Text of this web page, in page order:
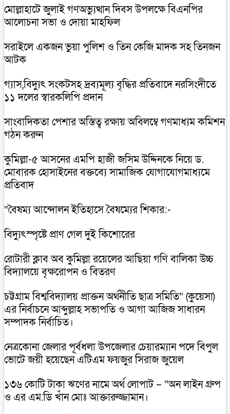
মোল্লাহাটে জুলাই গণঅভ্যুত্থান দিবস উপলক্ষে বিএনপির
আলোচনা সভা ও দোয়া মাহফিল
সরাইলে একজন ভুয়া পুলিশ ও তিন কেজি মাদক সহ তিনজন
আটক
গ্যাস,বিদ্যুৎ সংকটসহ দ্রব্যমূল্য বৃদ্ধির প্রতিবাদে নরসিংদীতে
১১ দলের স্বারকলিপি প্রদান
সাংবাদিকতা পেশার অস্তিত্ব রক্ষায় অবিলম্বে গণমাধ্যম কমিশন
গঠন করুন
কুমিল্লা-৫ আসনের এমপি হাজী জসিম উদ্দিনকে নিয়ে ড.
মোবারক হোসাইনের বক্তব্যে সামাজিক যোগাযোগমাধ্যমে
প্রতিবাদ
“বৈষম্য আন্দোলন ইতিহাসে বৈষম্যের শিকার:-
বিদ্যুৎস্পৃষ্টে প্রাণ গেল দুই কিশোরের
রোটারী ক্লাব অব কুমিল্লা রয়েলের আছিয়া গণি বালিকা উচ্চ
বিদ্যালয়ে বৃক্ষরোপন ও বিতরণ
চট্টগ্রাম বিশ্ববিদ্যালয় প্রাক্তন অর্থনীতি ছাত্র সমিতি” (কুয়েসা)
এর নির্বাচনে আব্দুল্লাহ সভাপতি ও আগা আজিজ সাধারন
সম্পাদক নির্বাচিত।
নেত্রকোনা জেলার পূর্বধলা উপজেলার চেয়ারম্যান পদে বিপুল
ভোটে জয়ী হয়েছেন এটিএম ফয়জুর সিরাজ জুয়েল
১৩৬ কোটি টাকা ঋণের নামে অর্থ লোপাট – “অন লাইন গ্রুপ
ও এর এম.ডি খাঁন মোঃ আক্তারুজ্জামান।